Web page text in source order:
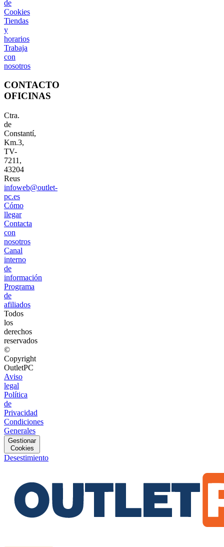
de
Cookies
Tiendas
y
horarios
Trabaja
con
nosotros
CONTACTO
OFICINAS
Ctra.
de
Constantí,
Km.3,
TV-
7211,
43204
Reus
infoweb@outlet-
pc.es
Cómo
llegar
Contacta
con
nosotros
Canal
interno
de
información
Programa
de
afiliados
Todos
los
derechos
reservados
©
Copyright
OutletPC
Aviso
legal
Política
de
Privacidad
Condiciones
Generales
Gestionar
Cookies
Desestimiento